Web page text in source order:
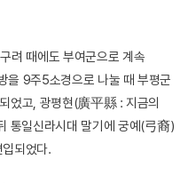
려 때에도 부여군으로 계속
을 9주5소경으로 나눌 때 부평군
었고, 광평현(廣平縣 : 지금의
통일신라시대 말기에 궁예(弓裔)
되었다.